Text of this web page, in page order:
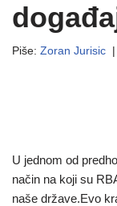
Piše: Zoran Jurisic
U jednom od
način na koji su
naše države.Evo